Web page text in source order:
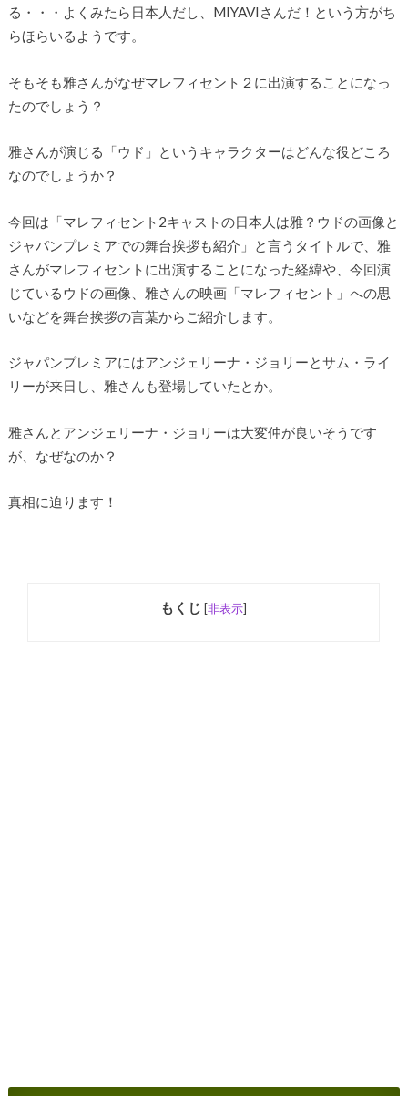
る・・・よくみたら日本人だし、MIYAVIさんだ！という方がち
らほらいるようです。
そもそも雅さんがなぜマレフィセント２に出演することになっ
たのでしょう？
雅さんが演じる「ウド」というキャラクターはどんな役どころ
なのでしょうか？
今回は「マレフィセント2キャストの日本人は雅？ウドの画像と
ジャパンプレミアでの舞台挨拶も紹介」と言うタイトルで、雅
さんがマレフィセントに出演することになった経緯や、今回演
じているウドの画像、雅さんの映画「マレフィセント」への思
いなどを舞台挨拶の言葉からご紹介します。
ジャパンプレミアにはアンジェリーナ・ジョリーとサム・ライ
リーが来日し、雅さんも登場していたとか。
雅さんとアンジェリーナ・ジョリーは大変仲が良いそうです
が、なぜなのか？
真相に迫ります！
もくじ [非表示]